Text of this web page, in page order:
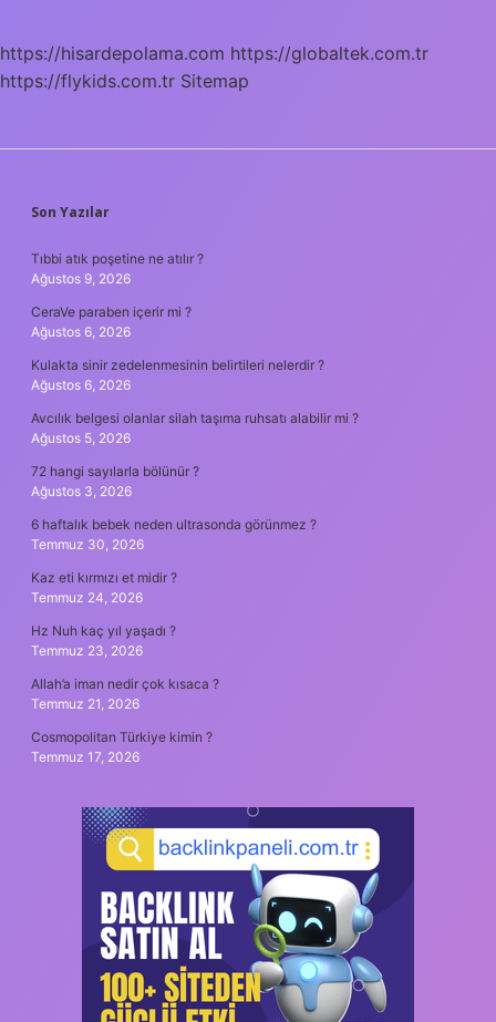
https://hisardepolama.com https://globaltek.com.tr
https://flykids.com.tr Sitemap
SIDEBAR
Son Yazılar
Tıbbi atık poşetine ne atılır ?
Ağustos 9, 2026
CeraVe paraben içerir mi ?
Ağustos 6, 2026
Kulakta sinir zedelenmesinin belirtileri nelerdir ?
Ağustos 6, 2026
Avcılık belgesi olanlar silah taşıma ruhsatı alabilir mi ?
Ağustos 5, 2026
72 hangi sayılarla bölünür ?
Ağustos 3, 2026
6 haftalık bebek neden ultrasonda görünmez ?
Temmuz 30, 2026
Kaz eti kırmızı et midir ?
Temmuz 24, 2026
Hz Nuh kaç yıl yaşadı ?
Temmuz 23, 2026
Allah’a iman nedir çok kısaca ?
Temmuz 21, 2026
Cosmopolitan Türkiye kimin ?
Temmuz 17, 2026